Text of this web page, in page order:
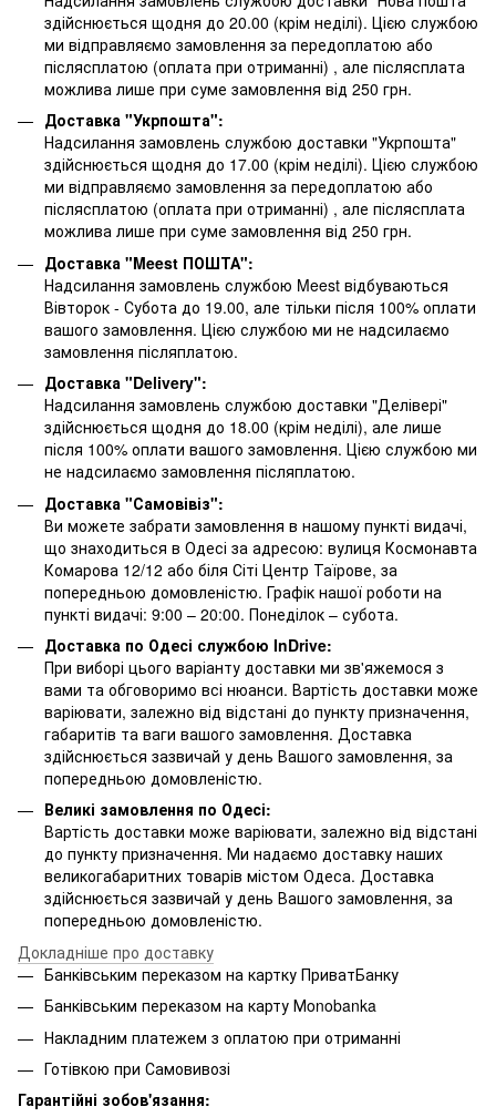
здійснюється щодня до 20.00 (крім неділі). Цією службою
ми відправляємо замовлення за передоплатою або
післясплатою (оплата при отриманні) , але післясплата
можлива лише при суме замовлення від 250 грн.
Доставка "Укрпошта":
Надсилання замовлень службою доставки "Укрпошта"
здійснюється щодня до 17.00 (крім неділі). Цією службою
ми відправляємо замовлення за передоплатою або
післясплатою (оплата при отриманні) , але післясплата
можлива лише при суме замовлення від 250 грн.
Доставка "Meest ПОШТА":
Надсилання замовлень службою Meest відбуваються
Вівторок - Субота до 19.00, але тільки після 100% оплати
вашого замовлення. Цією службою ми не надсилаємо
замовлення післяплатою.
Доставка "Delivery":
Надсилання замовлень службою доставки "Делівері"
здійснюється щодня до 18.00 (крім неділі), але лише
після 100% оплати вашого замовлення. Цією службою ми
не надсилаємо замовлення післяплатою.
Доставка "Самовівіз":
Ви можете забрати замовлення в нашому пункті видачі,
що знаходиться в Одесі за адресою: вулиця Космонавта
Комарова 12/12 або біля Сіті Центр Таїрове, за
попередньою домовленістю. Графік нашої роботи на
пункті видачі: 9:00 – 20:00. Понеділок – субота.
Доставка по Одесі службою InDrive:
При виборі цього варіанту доставки ми зв'яжемося з
вами та обговоримо всі нюанси. Вартість доставки може
варіювати, залежно від відстані до пункту призначення,
габаритів та ваги вашого замовлення. Доставка
здійснюється зазвичай у день Вашого замовлення, за
попередньою домовленістю.
Великі замовлення по Одесі:
Вартість доставки може варіювати, залежно від відстані
до пункту призначення. Ми надаємо доставку наших
великогабаритних товарів містом Одеса. Доставка
здійснюється зазвичай у день Вашого замовлення, за
попередньою домовленістю.
Докладніше про доставку
Банківським переказом на картку ПриватБанку
Банківським переказом на карту Мonobanka
Накладним платежем з оплатою при отриманні
Готівкою при Самовивозі
Гарантійні зобов'язання: